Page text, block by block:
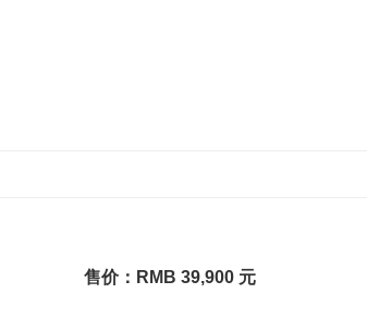
售价：RMB 39,900 元